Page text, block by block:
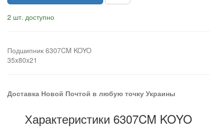
2 шт. доступно
Подшипник 6307CM KOYO
35x80x21
Доставка Новой Почтой в любую точку Украины
Характеристики 6307CM KOYO